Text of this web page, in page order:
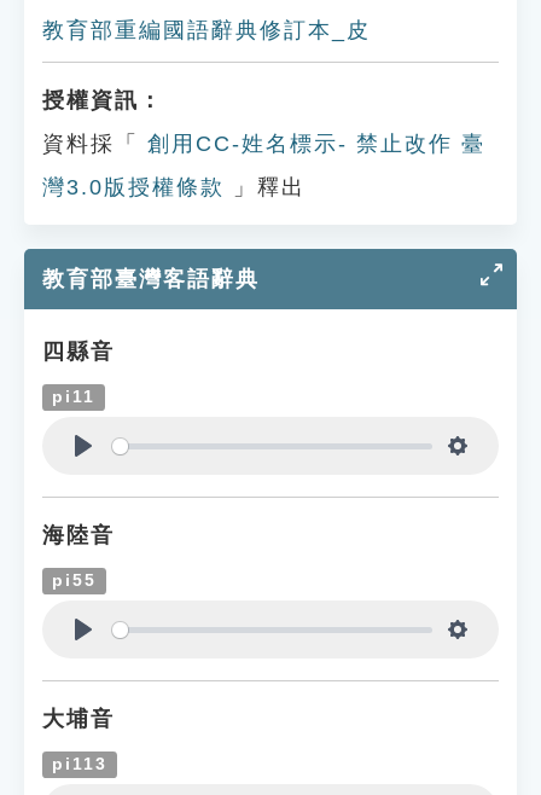
教育部重編國語辭典修訂本_皮
授權資訊：
資料採「
創用CC-姓名標示- 禁止改作 臺
灣3.0版授權條款
」釋出
教育部臺灣客語辭典
四縣音
pi11
海陸音
pi55
大埔音
pi113